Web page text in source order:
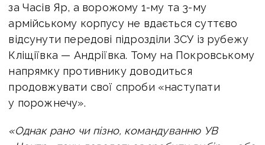
за Часів Яр, а ворожому 1-му та 3-му
армійському корпусу не вдається суттєво
відсунути передові підрозділи ЗСУ із рубежу
Кліщіївка — Андріївка. Тому на Покровському
напрямку противнику доводиться
продовжувати свої спроби «наступати
у порожнечу».
«Однак рано чи пізно, командуванню УВ